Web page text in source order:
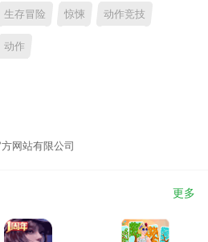
生存冒险 惊悚 动作竞技
动作
网站有限公司
更多